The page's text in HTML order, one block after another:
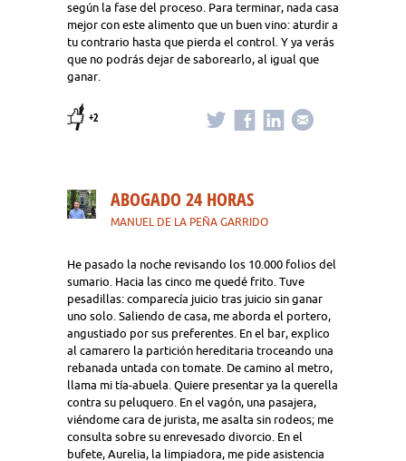
según la fase del proceso. Para terminar, nada casa
mejor con este alimento que un buen vino: aturdir a
tu contrario hasta que pierda el control. Y ya verás
que no podrás dejar de saborearlo, al igual que
ganar.
+2
ABOGADO 24 HORAS
MANUEL DE LA PEÑA GARRIDO
He pasado la noche revisando los 10.000 folios del
sumario. Hacia las cinco me quedé frito. Tuve
pesadillas: comparecía juicio tras juicio sin ganar
uno solo. Saliendo de casa, me aborda el portero,
angustiado por sus preferentes. En el bar, explico
al camarero la partición hereditaria troceando una
rebanada untada con tomate. De camino al metro,
llama mi tía-abuela. Quiere presentar ya la querella
contra su peluquero. En el vagón, una pasajera,
viéndome cara de jurista, me asalta sin rodeos; me
consulta sobre su enrevesado divorcio. En el
bufete, Aurelia, la limpiadora, me pide asistencia